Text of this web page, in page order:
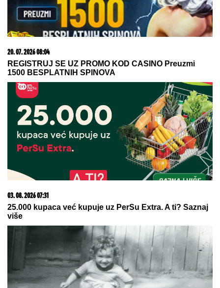
20. 07. 2026 08:04
REGISTRUJ SE UZ PROMO KOD CASINO Preuzmi
1500 BESPLATNIH SPINOVA
03. 08. 2026 07:31
25.000 kupaca već kupuje uz PerSu Extra. A ti? Saznaj
više